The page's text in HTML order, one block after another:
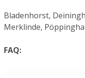
Bladenhorst,
Merklinde,
FAQ: